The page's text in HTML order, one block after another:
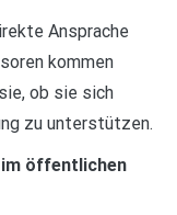
Ansprache
kommen
ob sie sich
zu unterstützen.
öffentlichen